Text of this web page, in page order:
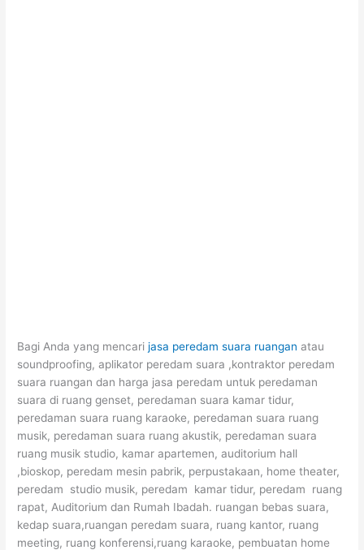
Bagi Anda yang mencarijasa peredam suara ruangan atau
soundproofing, aplikator peredam suara ,kontraktor peredam
suara ruangan dan harga jasa peredam untuk peredaman
suara di ruang genset, peredaman suara kamar tidur,
peredaman suara ruang karaoke, peredaman suara ruang
musik, peredaman suara ruang akustik, peredaman suara
ruang musik studio, kamar apartemen, auditorium hall
,bioskop, peredam mesin pabrik, perpustakaan, home theater,
peredam studio musik, peredam kamar tidur, peredam ruang
rapat, Auditorium dan Rumah Ibadah. ruangan bebas suara,
kedap suara,ruangan peredam suara, ruang kantor, ruang
meeting, ruang konferensi,ruang karaoke, pembuatan home